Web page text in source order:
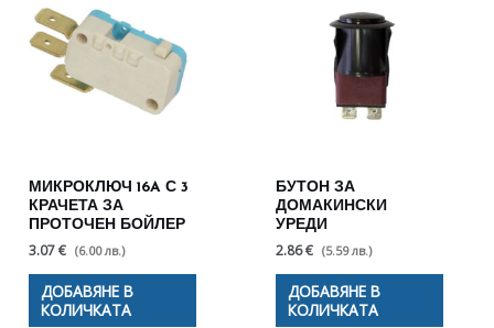
МИКРОКЛЮЧ 16A С 3
КРАЧЕТА ЗА
ПРОТОЧЕН БОЙЛЕР
3.07 € (6.00 лв.)
ДОБАВЯНЕ В
КОЛИЧКАТА
БУТОН ЗА
ДОМАКИНСКИ
УРЕДИ
2.86 € (5.59 лв.)
ДОБАВЯНЕ В
КОЛИЧКАТА